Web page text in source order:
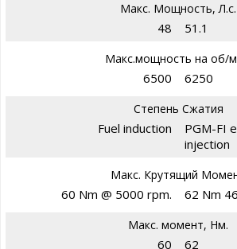
Макс. Мощность, Л.с.
48 51.1
Макс.мощность на об/
6500 6250
Степень Сжатия
Fuel induction
PGM-FI
injection
Макс. Крутящий
60 Nm @ 5000 rpm. 62 Nm
Макс. момент, Нм.
60 62